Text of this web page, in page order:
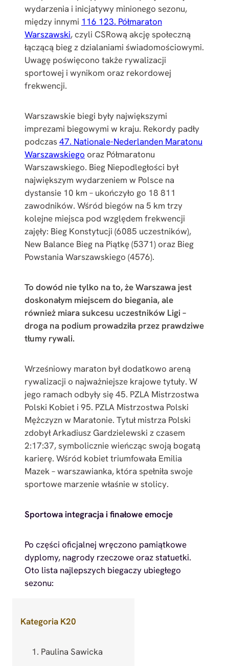
wydarzenia i inicjatywy minionego sezonu,
między innymi 116 123. Półmaraton
Warszawski, czyli CSRową akcję społeczną
łączącą bieg z dzialaniami świadomościowymi.
Uwagę poświęcono także rywalizacji
sportowej i wynikom oraz rekordowej
frekwencji.
Warszawskie biegi były największymi
imprezami biegowymi w kraju. Rekordy padły
podczas47. Nationale-Nederlanden Maratonu
Warszawskiego oraz Półmaratonu
Warszawskiego. Bieg Niepodległości był
największym wydarzeniem w Polsce na
dystansie 10 km – ukończyło go 18 811
zawodników. Wśród biegów na 5 km trzy
kolejne miejsca pod względem frekwencji
zajęły: Bieg Konstytucji (6085 uczestników),
New Balance Bieg na Piątkę (5371) oraz Bieg
Powstania Warszawskiego (4576).
To dowód nie tylko na to, że Warszawa jest
doskonałym miejscem do biegania, ale
również miara sukcesu uczestników Ligi –
droga na podium prowadziła przez prawdziwe
tłumy rywali.
Wrześniowy maraton był dodatkowo areną
rywalizacji o najważniejsze krajowe tytuły. W
jego ramach odbyły się 45. PZLA Mistrzostwa
Polski Kobiet i 95. PZLA Mistrzostwa Polski
Mężczyzn w Maratonie. Tytuł mistrza Polski
zdobył Arkadiusz Gardzielewski z czasem
2:17:37, symbolicznie wieńcząc swoją bogatą
karierę. Wśród kobiet triumfowała Emilia
Mazek – warszawianka, która spełniła swoje
sportowe marzenie właśnie w stolicy.
Sportowa integracja i finałowe emocje
Po części oficjalnej wręczono pamiątkowe
dyplomy, nagrody rzeczowe oraz statuetki.
Oto lista najlepszych biegaczy ubiegłego
sezonu:
Kategoria K20
Paulina Sawicka